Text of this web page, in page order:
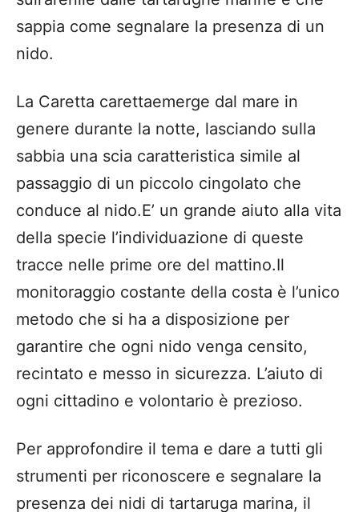
sappia come segnalare la presenza di un
nido.
La Caretta carettaemerge dal mare in
genere durante la notte, lasciando sulla
sabbia una scia caratteristica simile al
passaggio di un piccolo cingolato che
conduce al nido.E’ un grande aiuto alla vita
della specie l’individuazione di queste
tracce nelle prime ore del mattino.Il
monitoraggio costante della costa è l’unico
metodo che si ha a disposizione per
garantire che ogni nido venga censito,
recintato e messo in sicurezza. L’aiuto di
ogni cittadino e volontario è prezioso.
Per approfondire il tema e dare a tutti gli
strumenti per riconoscere e segnalare la
presenza dei nidi di tartaruga marina, il